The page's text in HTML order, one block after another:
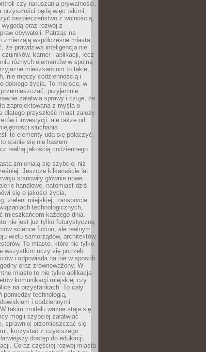
czy naruszania prywatności.
przyszłości będą więc takimi,
bezpieczeństwo z wolnością,
oraz rozwój z
obywateli. Patrząc na
zmierzają współczesne miasta,
że prawdziwa inteligencja nie
czujników, kamer i aplikacji, lecz
różnych elementów w spójną
mieszkańcom to takie,
nie męczy codziennością i
dobrego życia. To miejsce, w
przemieszczać, przyjemnie
załatwia sprawy i czuje, że
zaprojektowana z myślą o
dlatego przyszłość miast zależy
i inwestycji, ale także od
słuchania
te elementy uda się połączyć,
stanie się nie hasłem
realną jakością codziennego
zmieniają się szybciej niż
Jeszcze kilkanaście lat
stanowiły głównie nowe
handlowe, natomiast dziś
się o jakości życia,
zieleni miejskiej, transporcie
technologicznych,
mieszkańcom każdego dnia.
nie jest już tylko futurystyczną
science fiction, ale realnym
wielu samorządów, architektów,
To miasto, które nie tylko
wszystkim uczy się potrzeb
i odpowiada na nie w sposób
oraz zrównoważony. W
miasto to nie tylko aplikacja
komunikacji miejskiej czy
na przystankach. To cały
pomiędzy technologią,
i codziennymi
takim modelu ważne staje się
mogli szybciej załatwiać
sprawniej przemieszczać się
korzystać z czystszego
dostęp do edukacji,
Coraz częściej rozwój miasta